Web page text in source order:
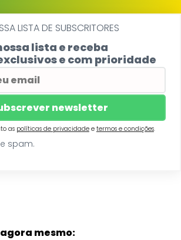
LISTA DE SUBSCRITORES
lista e receba
e com prioridade
as políticas de privacidadee termos e condições.
spam.
mesmo: